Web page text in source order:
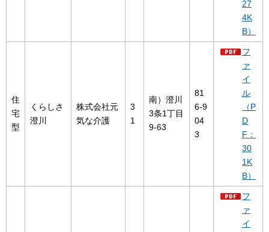
27
4K
B）
住
宅
型
くらしさ
澄川
株式会社元
気な介護
3
1
南）澄川
3条1丁目
9-63
81
6-9
04
3
フ
ァ
イ
ル
（P
D
F：
30
1K
B）
フ
ァ
イ